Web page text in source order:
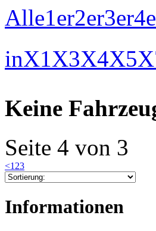
Alle1er2er3er
inX1X3X4X5
Keine
Seite 4 von 3
<1 23
Informationen